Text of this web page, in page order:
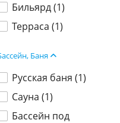
Бильярд (1)
Терраса (1)
Баня
Русская баня (1)
Сауна (1)
Бассейн под